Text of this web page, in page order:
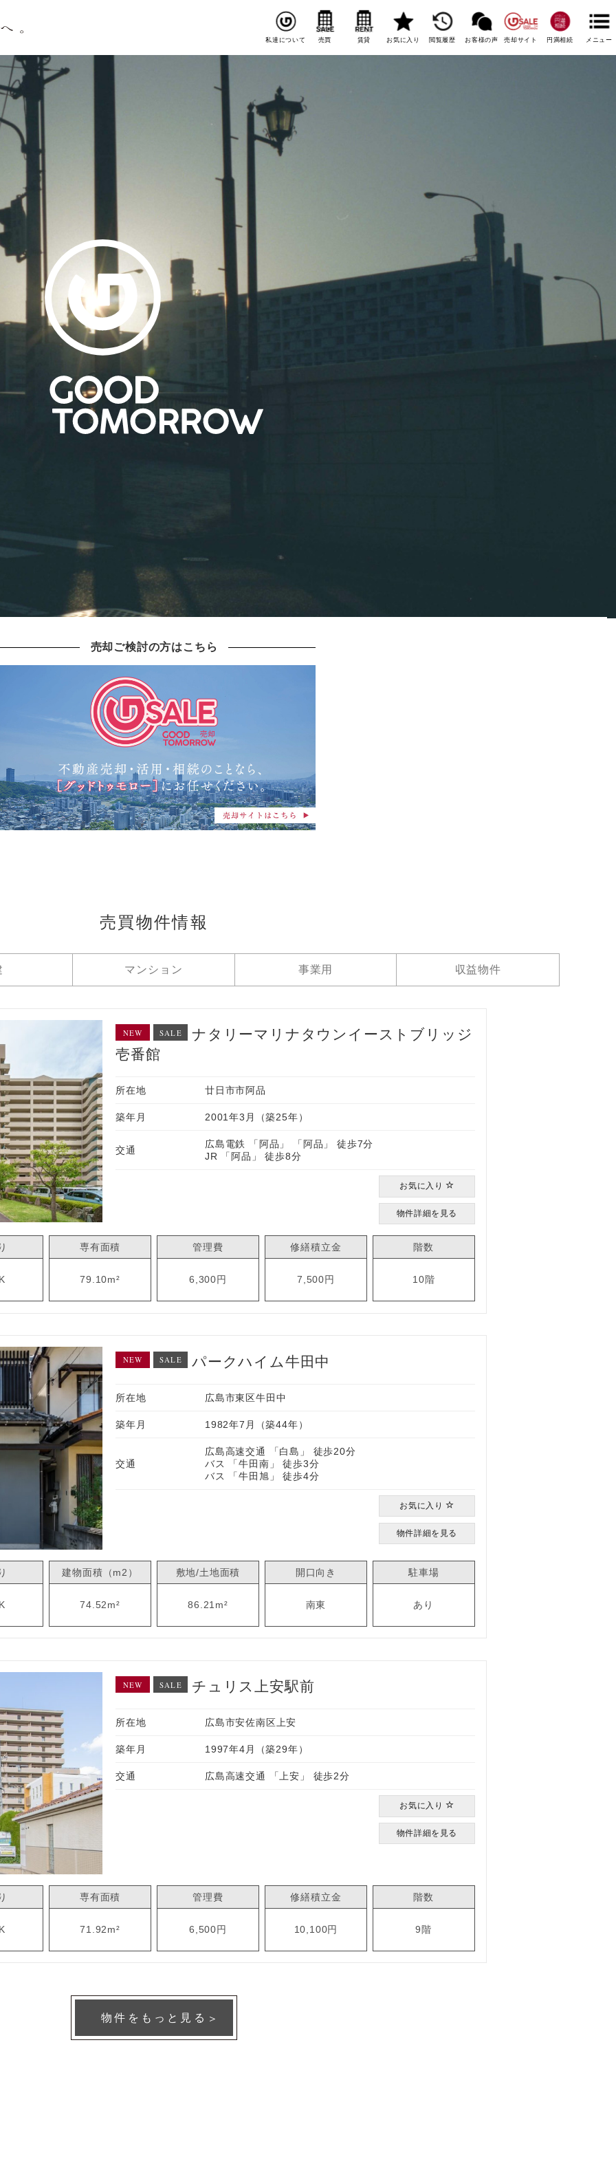
私達について 売買 賃貸 お気に入り 閲覧履歴 お客様の声 売却サイト 円満相続 メニュー
売却ご検討の方はこちら
売買物件情報
マンション 事業用 収益物件
NEW SALE
ナタリーマリナタウンイーストブリッジ
壱番館
所在地 廿日市市阿品
築年月 2001年3月（築25年）
交通
広島電鉄 「阿品」 「阿品」 徒歩7分
JR 「阿品」 徒歩8分
お気に入り
物件詳細を見る
専有面積
79.10m²
管理費
6,300円
修繕積立金
7,500円
階数
10階
NEW SALE パークハイム牛田中
所在地 広島市東区牛田中
築年月 1982年7月（築44年）
交通
広島高速交通 「白島」 徒歩20分
バス 「牛田南」 徒歩3分
バス 「牛田旭」 徒歩4分
お気に入り
物件詳細を見る
建物面積（m2）
74.52m²
敷地/土地面積
86.21m²
開口向き
南東
駐車場
あり
NEW SALE チュリス上安駅前
所在地 広島市安佐南区上安
築年月 1997年4月（築29年）
交通 広島高速交通 「上安」 徒歩2分
お気に入り
物件詳細を見る
専有面積
71.92m²
管理費
6,500円
修繕積立金
10,100円
階数
9階
物件をもっと見る